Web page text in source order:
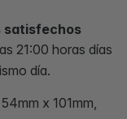
satisfechos
21:00 horas días
día.
x 101mm,